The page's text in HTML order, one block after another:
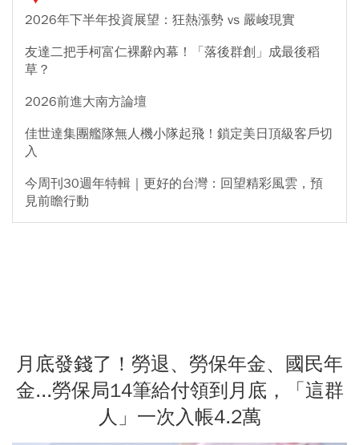
2026年下半年投資展望：狂熱漲勢 vs 嚴峻現實
友達二把手柯富仁裸辭內幕！「落後群創」成最後稻
草？
2026前進大南方論壇
佳世達集團艦隊無人機小隊起飛！鎖定美日頂級客戶切
入
今周刊30週年特輯｜更好的台灣：回望精彩風雲，預
見前瞻行動
月底發錢了！勞退、勞保年金、國民年
金...勞保局14筆給付領到月底，「這群
人」一次入帳4.2萬